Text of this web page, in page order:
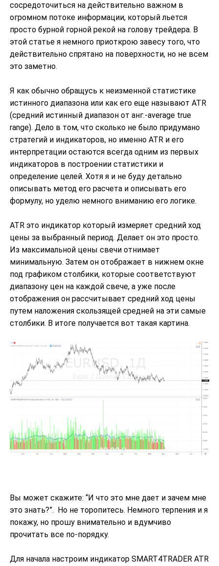
сосредоточиться на действительно важном в
огромном потоке информации, который льется
просто бурной горной рекой на голову трейдера. В
этой статье я немного приоткрою завесу того, что
действительно спрятано на поверхности, но не всем
это заметно.
Я как обычно обращусь к неизменной статистике
истинного диапазона или как его еще называют ATR
(средний истинный диапазон от анг.-average true
range). Дело в том, что сколько не было придумано
стратегий и индикаторов, но именно ATR и его
интерпретации остаются всегда одним из первых
индикаторов в построении статистики и
определение целей. Хотя я и не буду детально
описывать метод его расчета и описывать его
формулу, но уделю немного вниманию его логике.
ATR это индикатор который измеряет средний ход
цены за выбранный период. Делает он это просто.
Из максимальной цены свечи отнимает
минимальную. Затем он отображает в нижнем окне
под графиком столбики, которые соответствуют
диапазону цен на каждой свече, а уже после
отображения он рассчитывает средний ход цены
путем наложения скользящей средней на эти самые
столбики. В итоге получается вот такая картина.
Вы может скажите: “И что это мне дает и зачем мне
это знать?”. Но не торопитесь. Немного терпения и я
покажу, но прошу внимательно и вдумчиво
прочитать все по-порядку.
Для начала настроим индикатор SMART4TRADER ATR